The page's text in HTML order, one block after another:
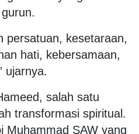
persatuan, kesetaraan,
hati, kebersamaan,
ujarnya.
salah satu
transformasi spiritual.
Muhammad SAW yang